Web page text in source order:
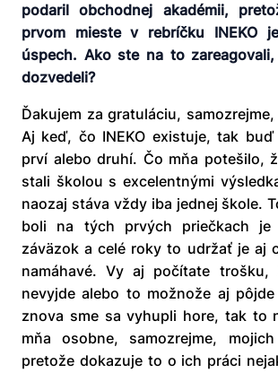
podaril obchodnej akadémii,
prvom mieste v rebríčku INEKO
úspech. Ako ste na to
dozvedeli?
Ďakujem za gratuláciu,
Aj keď, čo INEKO existuje, tak
prví alebo druhí. Čo mňa potešilo,
stali školou s excelentnými
naozaj stáva vždy iba jednej škole.
boli na tých prvých priečkach je
záväzok a celé roky to udržať je aj
namáhavé. Vy aj počítate
nevyjde alebo to možnože aj
znova sme sa vyhupli hore, tak to
mňa osobne, samozrejme,
pretože dokazuje to o ich práci